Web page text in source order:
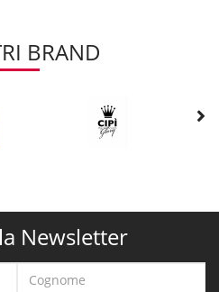
BRAND
Newsletter